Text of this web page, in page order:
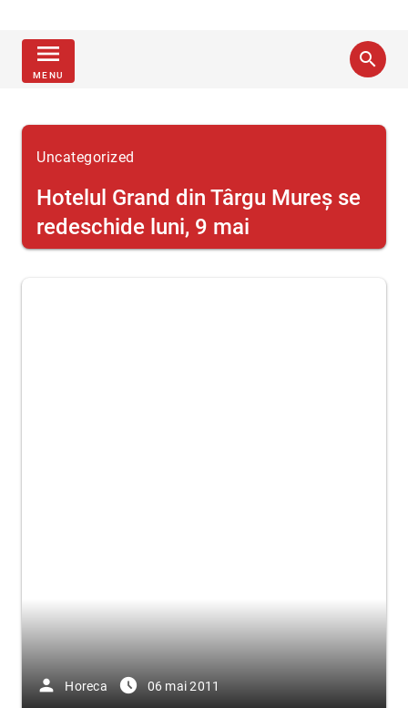
menu
MENU
search
Uncategorized
Hotelul Grand din Târgu Mureş se
redeschide luni, 9 mai
person Horeca access_time_filled 06 mai 2011